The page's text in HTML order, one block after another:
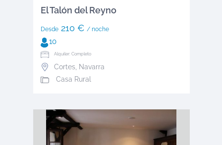
El Talón del Reyno
Desde210 € / noche
10
Alquiler: Completo
Cortes, Navarra
Casa Rural